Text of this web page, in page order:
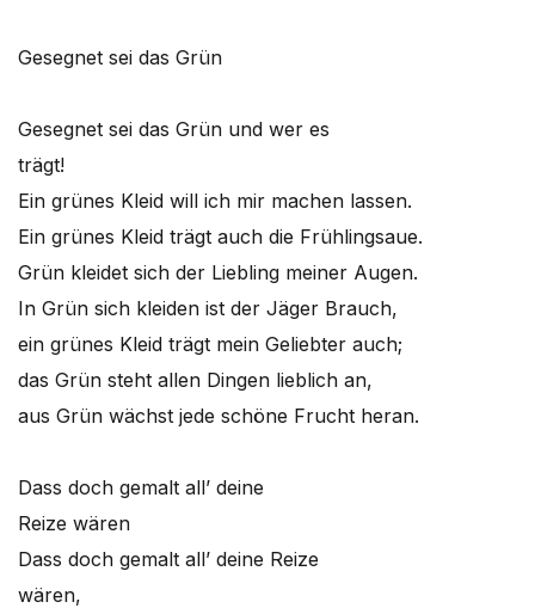
Gesegnet sei das Grün
Gesegnet sei das Grün und wer es
trägt!
Ein grünes Kleid will ich mir machen lassen.
Ein grünes Kleid trägt auch die Frühlingsaue.
Grün kleidet sich der Liebling meiner Augen.
In Grün sich kleiden ist der Jäger Brauch,
ein grünes Kleid trägt mein Geliebter auch;
das Grün steht allen Dingen lieblich an,
aus Grün wächst jede schöne Frucht heran.
Dass doch gemalt all’ deine
Reize wären
Dass doch gemalt all’ deine Reize
wären,